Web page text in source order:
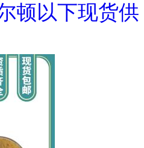
顿以下现货供